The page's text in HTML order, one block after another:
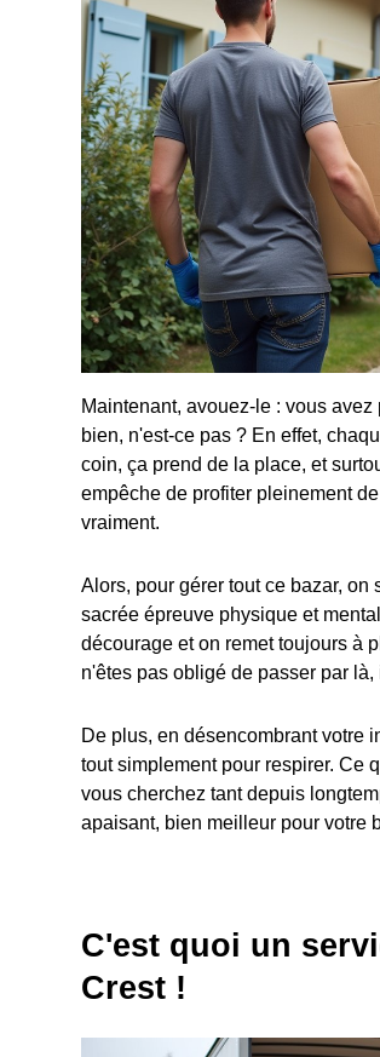
Maintenant, avouez-le : vous
bien, n'est-ce pas ? En effet,
coin, ça prend de la place, et
empêche de profiter pleinement
vraiment.
Alors, pour gérer tout ce bazar,
sacrée épreuve physique et
décourage et on remet toujours à
n'êtes pas obligé de passer par
De plus, en désencombrant votre
tout simplement pour respirer. Ce
vous cherchez tant depuis
apaisant, bien meilleur pour votre
C'est quoi un
Crest !